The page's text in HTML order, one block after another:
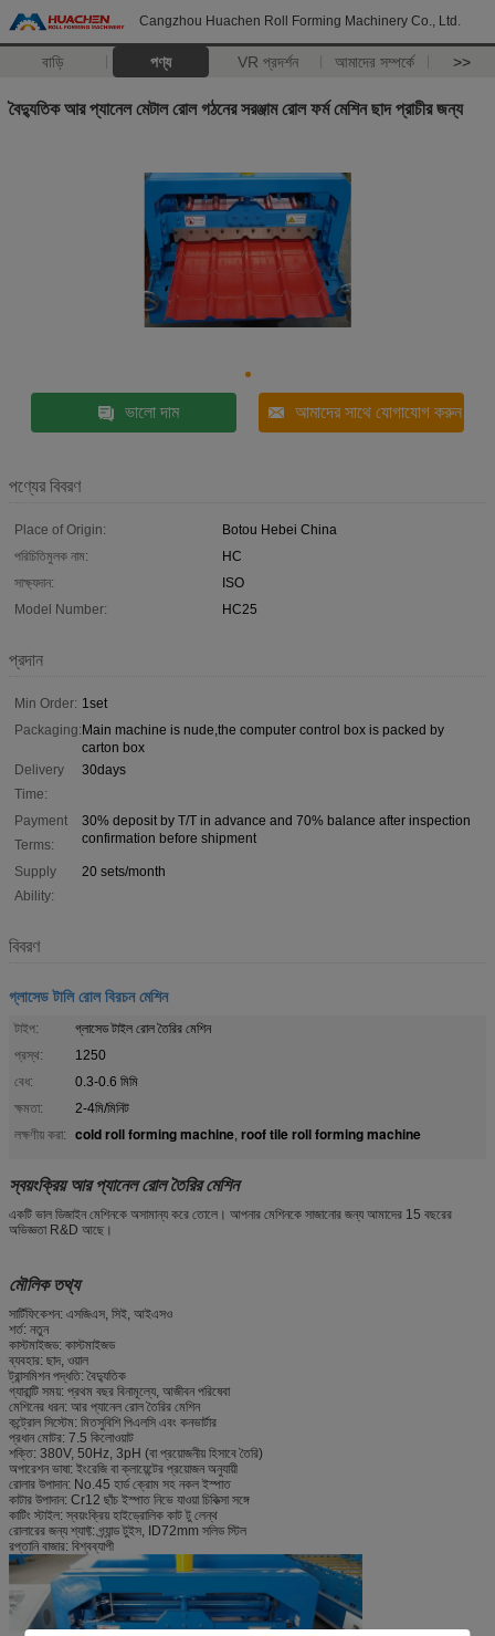
Cangzhou Huachen Roll Forming Machinery Co., Ltd.
বাড়ি পণ্য VR প্রদর্শন আমাদের সম্পর্কে >>
বৈদ্যুতিক আর প্যানেল মেটাল রোল গঠনের সরঞ্জাম রোল ফর্ম মেশিন ছাদ প্রাচীর জন্য
ভালো দাম আমাদের সাথে যোগাযোগ করুন
পণ্যের বিবরণ
Place of Origin:
Botou Hebei China
পরিচিতিমুলক নাম:
HC
সাক্ষ্যদান:
ISO
Model Number:
HC25
প্রদান
Min Order: 1set
Packaging:Main machine is nude,the computer control box is packed by
carton box
Delivery
Time:
30days
Payment
Terms:
30% deposit by T/T in advance and 70% balance after inspection
confirmation before shipment
Supply
Ability:
20 sets/month
বিবরণ
গ্লাসেড টালি রোল বিরচন মেশিন
টাইপ:
গ্লাসেড টাইল রোল তৈরির মেশিন
প্রস্থ:
1250
বেধ:
0.3-0.6 মিমি
ক্ষমতা:
2-4মি/মিনিট
লক্ষণীয় করা:
cold roll forming machine, roof tile roll forming machine
স্বয়ংক্রিয় আর প্যানেল রোল তৈরির মেশিন
একটি ভাল ডিজাইন মেশিনকে অসামান্য করে তোলে। আপনার মেশিনকে সাজানোর জন্য আমাদের 15 বছরের
অভিজ্ঞতা R&D আছে।
মৌলিক তথ্য
সার্টিফিকেশন: এসজিএস, সিই, আইএসও
শর্ত: নতুন
কাস্টমাইজড: কাস্টমাইজড
ব্যবহার: ছাদ, ওয়াল
ট্রান্সমিশন পদ্ধতি: বৈদ্যুতিক
গ্যারান্টি সময়: প্রথম বছর বিনামূল্যে, আজীবন পরিষেবা
মেশিনের ধরন: আর প্যানেল রোল তৈরির মেশিন
কন্ট্রোল সিস্টেম: মিতসুবিশি পিএলসি এবং কনভার্টার
প্রধান মোটর: 7.5 কিলোওয়াট
শক্তি: 380V, 50Hz, 3pH (বা প্রয়োজনীয় হিসাবে তৈরি)
অপারেশন ভাষা: ইংরেজি বা ক্লায়েন্টের প্রয়োজন অনুযায়ী
রোলার উপাদান: No.45 হার্ড ক্রোম সহ নকল ইস্পাত
কাটার উপাদান: Cr12 ছাঁচ ইস্পাত নিভে যাওয়া চিকিত্সা সঙ্গে
কাটিং স্টাইল: স্বয়ংক্রিয় হাইড্রোলিক কাট টু লেন্থ
রোলারের জন্য শ্যাফ্ট: গ্র্যান্ড টুইস, ID72mm সলিড স্টিল
রপ্তানি বাজার: বিশ্বব্যাপী